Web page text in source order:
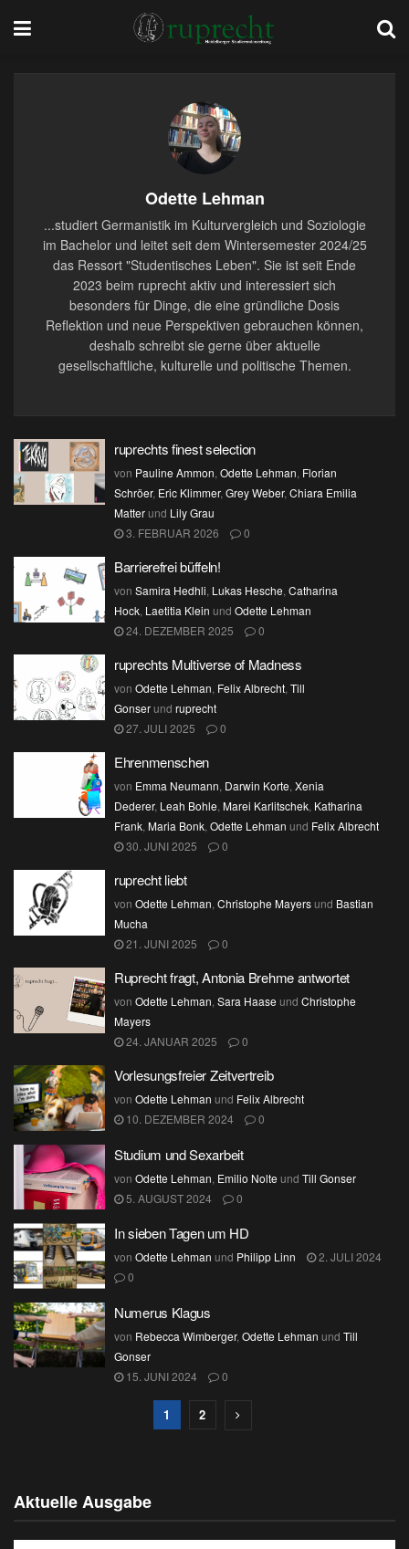
Odette Lehman
...studiert Germanistik im Kulturvergleich und Soziologie
im Bachelor und leitet seit dem Wintersemester 2024/25
das Ressort "Studentisches Leben". Sie ist seit Ende
2023 beim ruprecht aktiv und interessiert sich
besonders für Dinge, die eine gründliche Dosis
Reflektion und neue Perspektiven gebrauchen können,
deshalb schreibt sie gerne über aktuelle
gesellschaftliche, kulturelle und politische Themen.
ruprechts finest selection
von Pauline Ammon, Odette Lehman, Florian
Schröer, Eric Klimmer, Grey Weber, Chiara Emilia
Matterund Lily Grau
3. FEBRUAR 2026
0
Barrierefrei büffeln!
von Samira Hedhli, Lukas Hesche, Catharina
Hock, Laetitia Klein und Odette Lehman
24. DEZEMBER 2025
0
ruprechts Multiverse of Madness
von Odette Lehman, Felix Albrecht, Till
Gonserund ruprecht
27. JULI 2025
0
Ehrenmenschen
von Emma Neumann, Darwin Korte, Xenia
Dederer, Leah Bohle, Marei Karlitschek, Katharina
Frank, Maria Bonk, Odette Lehman und Felix Albrecht
30. JUNI 2025
0
ruprecht liebt
von Odette Lehman, Christophe Mayersund Bastian
Mucha
21. JUNI 2025
0
Ruprecht fragt, Antonia Brehme antwortet
von Odette Lehman, Sara Haase und Christophe
Mayers
24. JANUAR 2025
0
Vorlesungsfreier Zeitvertreib
von Odette Lehman und Felix Albrecht
10. DEZEMBER 2024
0
Studium und Sexarbeit
von Odette Lehman, Emilio Nolte und Till Gonser
5. AUGUST 2024
0
In sieben Tagen um HD
von Odette Lehman und Philipp Linn
2. JULI 2024
0
Numerus Klagus
von Rebecca Wimberger, Odette Lehman und Till
Gonser
15. JUNI 2024
0
1 2
Aktuelle Ausgabe